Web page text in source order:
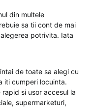
din multele
sa tii cont de mai
potrivita. Iata
de toate sa alegi cu
iti cumperi locuinta.
si usor accesul la
supermarketuri,